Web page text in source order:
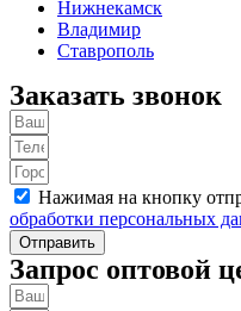
Нижнекамск
Владимир
Ставрополь
Заказать звонок
Нажимая на кнопку
обработки персональных
Отправить
Запрос оптовой